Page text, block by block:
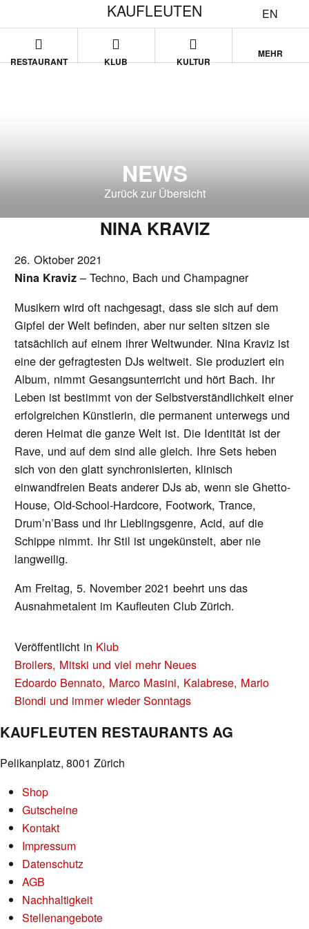
EN
KAUFLEUTEN
RESTAURANT KLUB KULTUR
MEHR
NEWS
Zurück zur Übersicht
NINA KRAVIZ
26. Oktober 2021
Nina Kraviz – Techno, Bach und Champagner
Musikern wird oft nachgesagt, dass sie sich auf dem
Gipfel der Welt befinden, aber nur selten sitzen sie
tatsächlich auf einem ihrer Weltwunder. Nina Kraviz ist
eine der gefragtesten DJs weltweit. Sie produziert ein
Album, nimmt Gesangsunterricht und hört Bach. Ihr
Leben ist bestimmt von der Selbstverständlichkeit einer
erfolgreichen Künstlerin, die permanent unterwegs und
deren Heimat die ganze Welt ist. Die Identität ist der
Rave, und auf dem sind alle gleich. Ihre Sets heben
sich von den glatt synchronisierten, klinisch
einwandfreien Beats anderer DJs ab, wenn sie Ghetto-
House, Old-School-Hardcore, Footwork, Trance,
Drum’n’Bass und ihr Lieblingsgenre, Acid, auf die
Schippe nimmt. Ihr Stil ist ungekünstelt, aber nie
langweilig.
Am Freitag, 5. November 2021 beehrt uns das
Ausnahmetalent im Kaufleuten Club Zürich.
Veröffentlicht in Klub
BEITRAGS-
NAVIGATION
Broilers, Mitski und viel mehr Neues
Edoardo Bennato, Marco Masini, Kalabrese, Mario
Biondi und immer wieder Sonntags
KAUFLEUTEN RESTAURANTS AG
Pelikanplatz, 8001 Zürich
Shop
Gutscheine
Kontakt
Impressum
Datenschutz
AGB
Nachhaltigkeit
Stellenangebote